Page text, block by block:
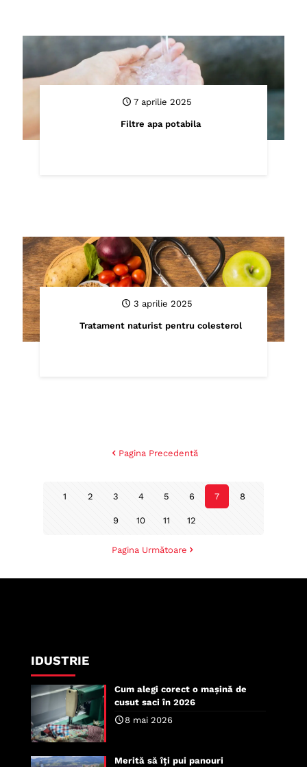
7 aprilie 2025
Filtre apa potabila
3 aprilie 2025
Tratament naturist pentru colesterol
Pagina Precedentă
1 2 3 4 5 6 7 8
9 10 11 12
Pagina Următoare
IDUSTRIE
Cum alegi corect o mașină de
cusut saci în 2026
8 mai 2026
Merită să îți pui panouri